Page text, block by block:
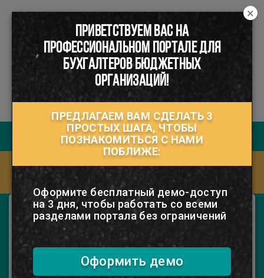
☰
Руководство пользователя
Ответы на часто задаваемые вопросы
(FAQ)
Электронный журнал "Моя
бухгалтерия. Бюджетные организации"
Все о специфике бухгалтерского учета,
налогообложения и ценообразования в
бюджетной организации.
Выходит 2 раза в месяц.
×
ПРИВЕТСТВУЕМ ВАС НА
ПРОФЕССИОНАЛЬНОМ ПОРТАЛЕ ДЛЯ
БУХГАЛТЕРОВ БЮДЖЕТНЫХ
ОРГАНИЗАЦИЙ!
ПРЕДЛАГАЕМ ВАМ СДЕЛАТЬ 3
ПРОСТЫХ ШАГА, ЧТОБЫ
ПОЗНАКОМИТЬСЯ С НАМИ
ПОБЛИЖЕ:
Оформите бесплатный демо-доступ
на 3 дня, чтобы работать со всеми
разделами портала без ограничений
Оформить демо